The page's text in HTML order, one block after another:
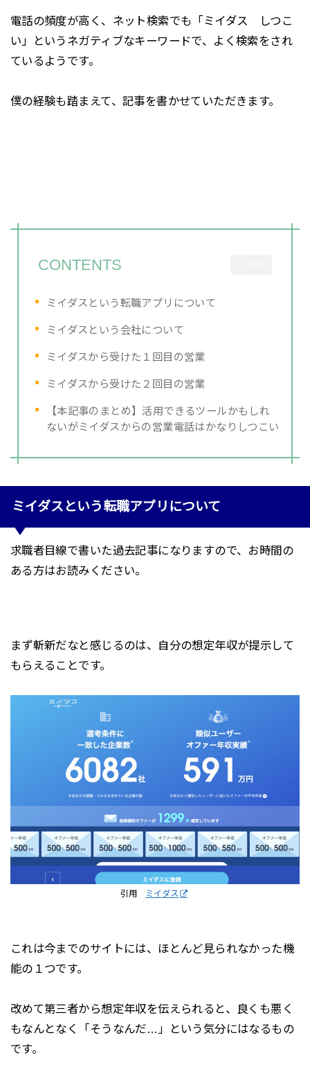
電話の頻度が高く、ネット検索でも「ミイダス しつこ
い」というネガティブなキーワードで、よく検索をされ
ているようです。
僕の経験も踏まえて、記事を書かせていただきます。
CONTENTS
ミイダスという転職アプリについて
ミイダスという会社について
ミイダスから受けた１回目の営業
ミイダスから受けた２回目の営業
【本記事のまとめ】活用できるツールかもしれ
ないがミイダスからの営業電話はかなりしつこい
ミイダスという転職アプリについて
求職者目線で書いた過去記事になりますので、お時間の
ある方はお読みください。
まず斬新だなと感じるのは、自分の想定年収が提示して
もらえることです。
引用 ミイダス
これは今までのサイトには、ほとんど見られなかった機
能の１つです。
改めて第三者から想定年収を伝えられると、良くも悪く
もなんとなく「そうなんだ…」という気分にはなるもの
です。